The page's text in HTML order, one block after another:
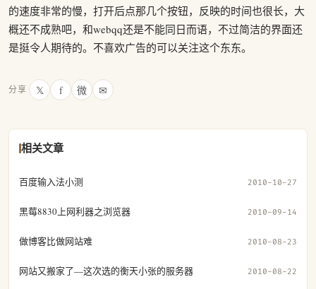
的速度非常的慢，打开后点那几个按钮，反映的时间也很长，大
概还不成熟吧，和webqq还是不能同日而语，不过简洁的界面还
是挺令人期待的。不喜欢广告的可以关注这个东东。
分享 𝕏 f 微 ✉
相关文章
百度输入法小测 2010-10-27
黑莓8830上网利器之浏览器 2010-09-14
做博客比做网站难 2010-08-23
网站又搬家了—这次选的衡天小张的服务器 2010-08-22